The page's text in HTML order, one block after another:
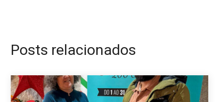
Posts relacionados